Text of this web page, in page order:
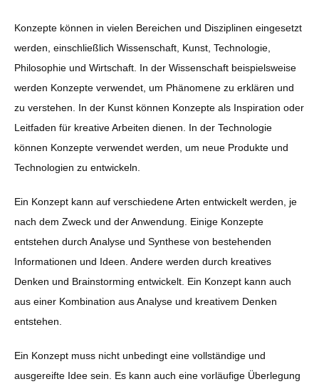
Konzepte können in vielen Bereichen und Disziplinen eingesetzt
werden, einschließlich Wissenschaft, Kunst, Technologie,
Philosophie und Wirtschaft. In der Wissenschaft beispielsweise
werden Konzepte verwendet, um Phänomene zu erklären und
zu verstehen. In der Kunst können Konzepte als Inspiration oder
Leitfaden für kreative Arbeiten dienen. In der Technologie
können Konzepte verwendet werden, um neue Produkte und
Technologien zu entwickeln.
Ein Konzept kann auf verschiedene Arten entwickelt werden, je
nach dem Zweck und der Anwendung. Einige Konzepte
entstehen durch Analyse und Synthese von bestehenden
Informationen und Ideen. Andere werden durch kreatives
Denken und Brainstorming entwickelt. Ein Konzept kann auch
aus einer Kombination aus Analyse und kreativem Denken
entstehen.
Ein Konzept muss nicht unbedingt eine vollständige und
ausgereifte Idee sein. Es kann auch eine vorläufige Überlegung